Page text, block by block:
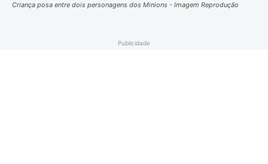
Criança posa entre dois personagens dos Minions - Imagem Reprodução
Publicidade